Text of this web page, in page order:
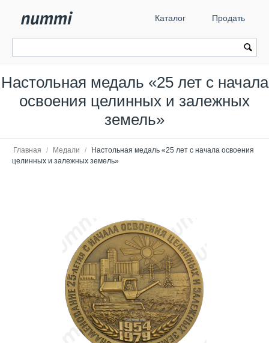
Каталог Продать
Настольная медаль «25 лет с начала
освоения целинных и залежных
земель»
Главная / Медали /
Настольная медаль «25 лет с начала освоения
целинных и залежных земель»